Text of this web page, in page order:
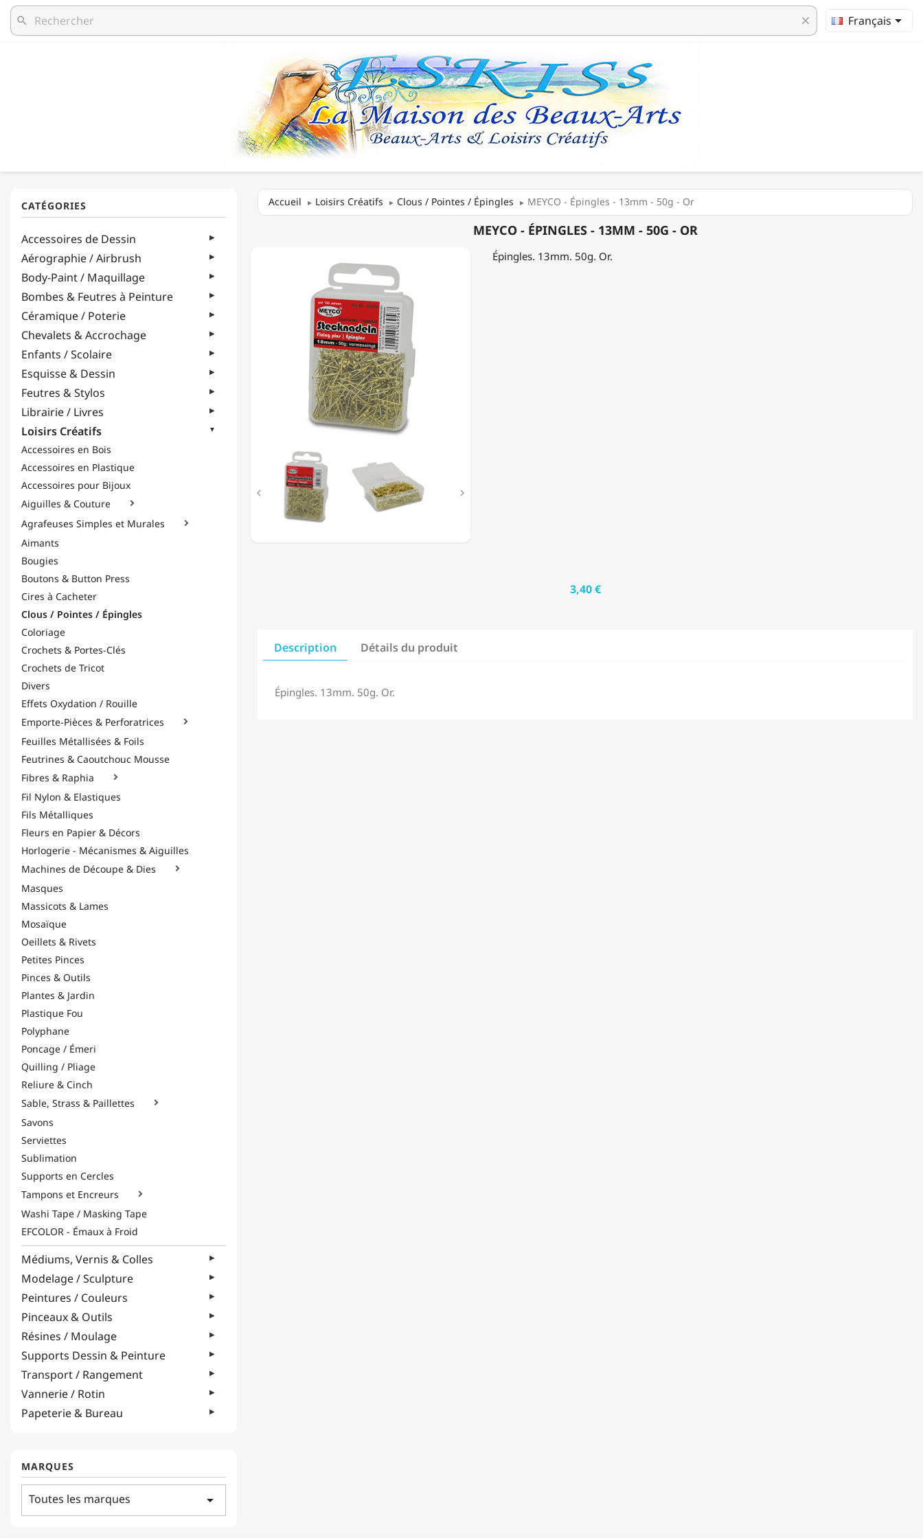
search clear Français
Accessoires de Dessin
Aérographie / Airbrush
Body-Paint / Maquillage
Bombes & Feutres à Peinture
Céramique / Poterie
Chevalets & Accrochage
Enfants / Scolaire
Esquisse & Dessin
Feutres & Stylos
Librairie / Livres
Loisirs Créatifs
Accessoires en Bois
Accessoires en Plastique
Accessoires pour Bijoux
Aiguilles & Couture

Agrafeuses Simples et Murales 
Aimants
Bougies
Boutons & Button Press
Cires à Cacheter
Clous / Pointes / Épingles
Coloriage
Crochets & Portes-Clés
Crochets de Tricot
Divers
Effets Oxydation / Rouille
Emporte-Pièces & Perforatrices

Feuilles Métallisées & Foils
Feutrines & Caoutchouc Mousse
Fibres & Raphia

Fil Nylon & Elastiques
Fils Métalliques
Fleurs en Papier & Décors
Horlogerie - Mécanismes & Aiguilles
Machines de Découpe & Dies

Masques
Massicots & Lames
Mosaïque
Oeillets & Rivets
Petites Pinces
Pinces & Outils
Plantes & Jardin
Plastique Fou
Polyphane
Poncage / Émeri
Quilling / Pliage
Reliure & Cinch
Sable, Strass & Paillettes

Savons
Serviettes
Sublimation
Supports en Cercles
Tampons et Encreurs

Washi Tape / Masking Tape
EFCOLOR - Émaux à Froid
Médiums, Vernis & Colles
Modelage / Sculpture
Peintures / Couleurs
Pinceaux & Outils
Résines / Moulage
Supports Dessin & Peinture
Transport / Rangement
Vannerie / Rotin
Papeterie & Bureau
MARQUES
Toutes les marques arrow_drop_down
Accueil Loisirs Créatifs Clous / Pointes / Épingles MEYCO - Épingles - 13mm - 50g - Or
MEYCO - ÉPINGLES - 13MM - 50G - OR
 
Épingles. 13mm. 50g. Or.
3,40 €
Description Détails du produit
Épingles. 13mm. 50g. Or.